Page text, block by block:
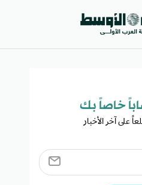
خاصاً بك​
على آخر الأخبار